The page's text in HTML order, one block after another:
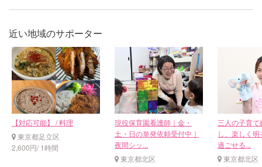
近い地域のサポーター
【対応可能】 / 料理
東京都足立区
2,600円/ 1時間
現役保育園看護師｜金・
土・日の単発依頼受付中｜
夜間シッ...
東京都北区
三人の子育
し、楽しく
過ごせる...
東京都北区